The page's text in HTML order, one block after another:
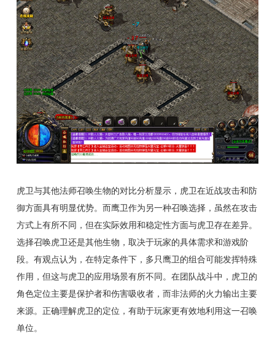
虎卫与其他法师召唤生物的对比分析显示，虎卫在近战攻击和防
御方面具有明显优势。而鹰卫作为另一种召唤选择，虽然在攻击
方式上有所不同，但在实际效用和稳定性方面与虎卫存在差异。
选择召唤虎卫还是其他生物，取决于玩家的具体需求和游戏阶
段。有观点认为，在特定条件下，多只鹰卫的组合可能发挥特殊
作用，但这与虎卫的应用场景有所不同。在团队战斗中，虎卫的
角色定位主要是保护者和伤害吸收者，而非法师的火力输出主要
来源。正确理解虎卫的定位，有助于玩家更有效地利用这一召唤
单位。